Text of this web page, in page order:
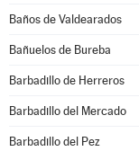
Baños de Valdearados
Bañuelos de Bureba
Barbadillo de Herreros
Barbadillo del Mercado
Barbadillo del Pez